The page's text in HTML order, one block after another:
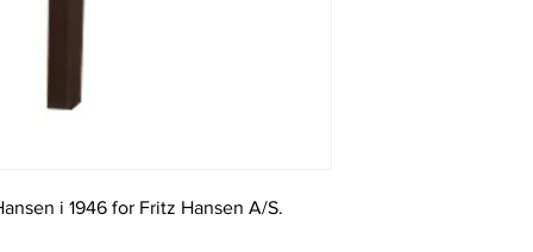
i 1946 for Fritz Hansen A/S.